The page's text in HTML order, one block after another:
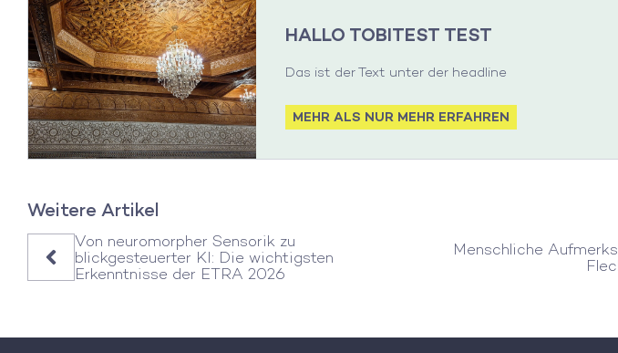
HALLO TOBITEST TEST
Das ist der Text unter der headline
MEHR ALS NUR MEHR ERFAHREN
Weitere Artikel
Von neuromorpher Sensorik zu
blickgesteuerter KI: Die wichtigsten
Erkenntnisse der ETRA 2026
Menschliche